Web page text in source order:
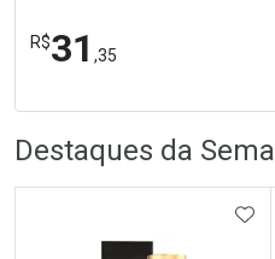
R$31 ,35
Laboratório
Por Menos
Destaques da